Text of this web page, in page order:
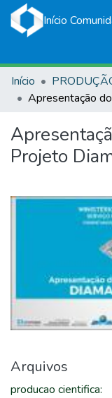
Início
Início
Projeto
Arquivos
producao cientifica: